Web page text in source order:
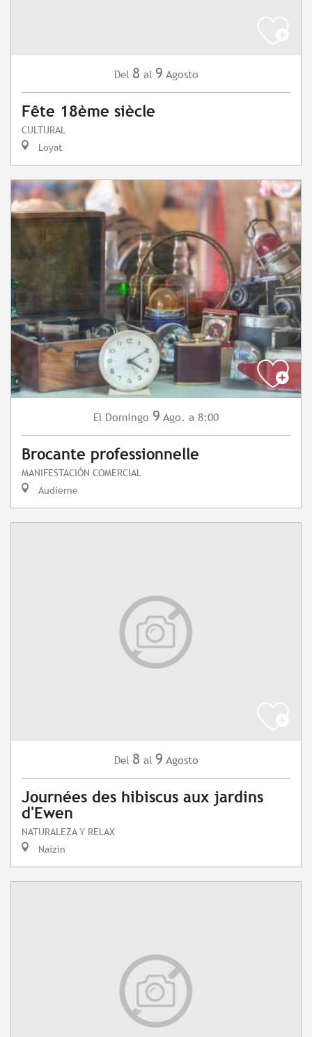
Del 8 al 9 Agosto
Fête 18ème siècle
CULTURAL
Loyat
El Domingo 9 Ago. a 8:00
Brocante professionnelle
MANIFESTACIÓN COMERCIAL
Audierne
Del 8 al 9 Agosto
Journées des hibiscus aux jardins
d'Ewen
NATURALEZA Y RELAX
Naizin